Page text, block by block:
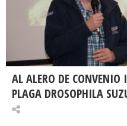
AL ALERO DE CONVENIO
PLAGA DROSOPHILA